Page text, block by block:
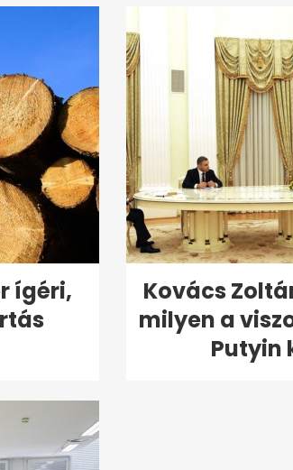
ígéri,
Kovács
milyen a
Putyin